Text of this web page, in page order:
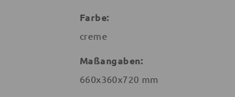
Farbe:
creme
Maßangaben:
660x360x720 mm